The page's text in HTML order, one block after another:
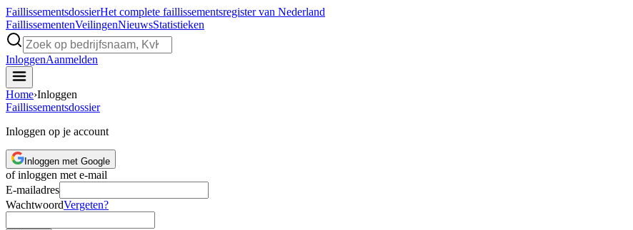
FaillissementsdossierHet complete faillissementsregister van Nederland
FaillissementenVeilingenNieuwsStatistieken
InloggenAanmelden
Home›Inloggen
Faillissementsdossier
Inloggen op je account
Inloggen met Google
of inloggen met e-mail
E-mailadres
WachtwoordVergeten?